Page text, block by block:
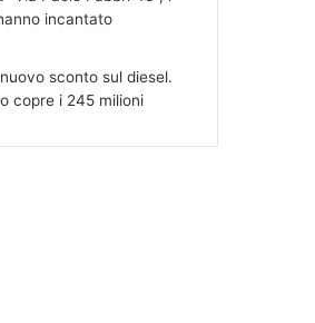
incantato
sconto sul diesel.
copre i 245 milioni